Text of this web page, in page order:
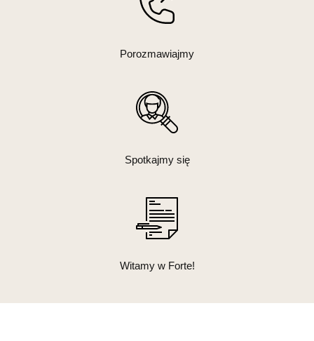
Porozmawiajmy
Spotkajmy się
Witamy w Forte!